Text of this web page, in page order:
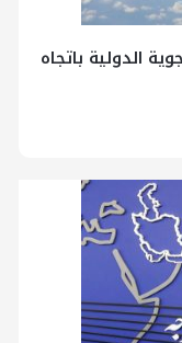
الدولیة باتجاه